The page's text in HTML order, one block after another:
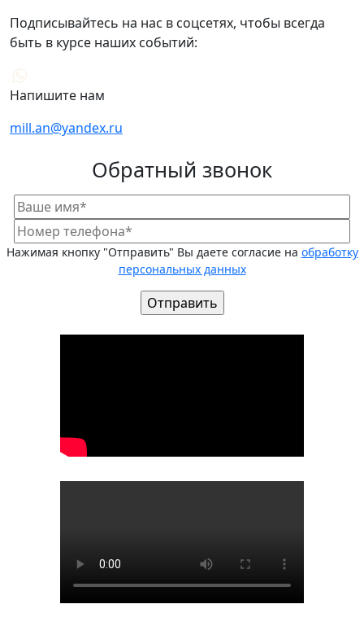
Подписывайтесь на нас в соцсетях, чтобы всегда
быть в курсе наших событий:
Напишите нам
mill.an@yandex.ru
Обратный звонок
Нажимая кнопку "Отправить" Вы даете согласие на обработку
персональных данных